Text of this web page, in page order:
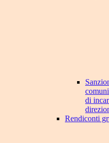
di
Rendiconti